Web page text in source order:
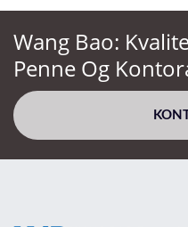
Wang Bao:
Penne Og